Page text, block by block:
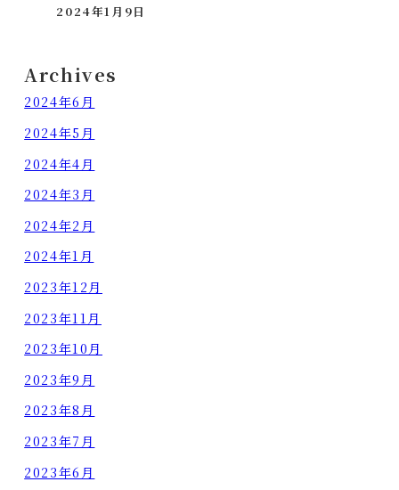
投稿日
2024年1月9日
Archives
2024年6月
2024年5月
2024年4月
2024年3月
2024年2月
2024年1月
2023年12月
2023年11月
2023年10月
2023年9月
2023年8月
2023年7月
2023年6月